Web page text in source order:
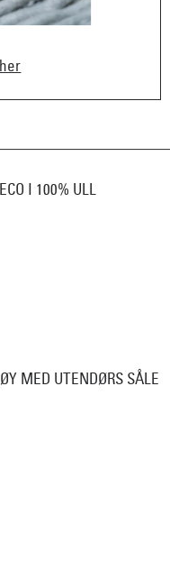
I 100% ULL
MED UTENDØRS SÅLE